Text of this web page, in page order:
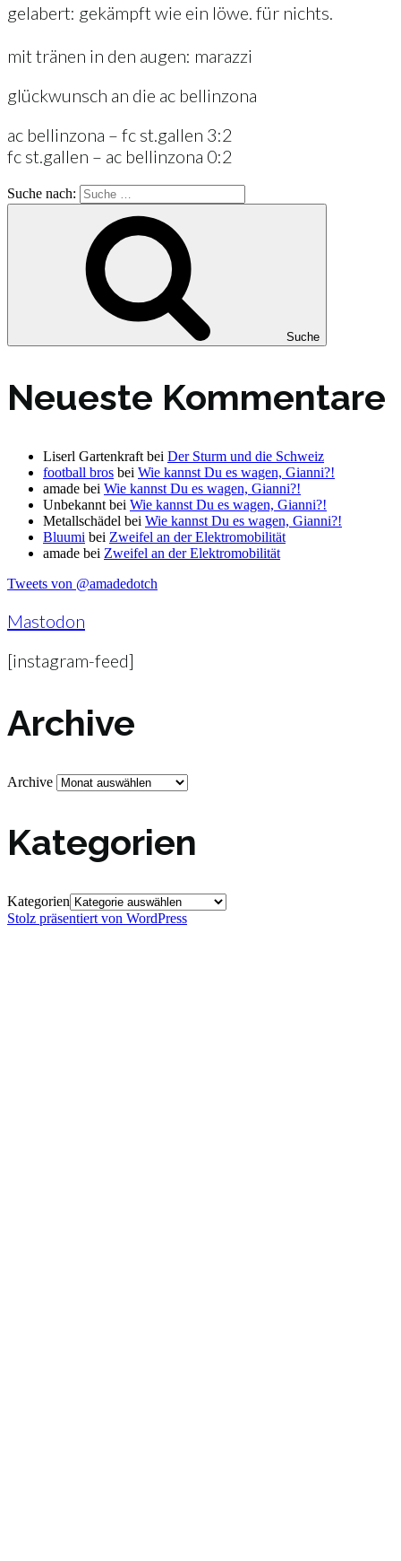
gelabert: gekämpft wie ein löwe. für nichts.
mit tränen in den augen: marazzi
glückwunsch an die ac bellinzona
ac bellinzona – fc st.gallen 3:2
fc st.gallen – ac bellinzona 0:2
Suche nach:
Suche
Neueste Kommentare
Liserl Gartenkraft bei Der Sturm und die Schweiz
football bros bei Wie kannst Du es wagen, Gianni?!
amade bei Wie kannst Du es wagen, Gianni?!
Unbekannt bei Wie kannst Du es wagen, Gianni?!
Metallschädel bei Wie kannst Du es wagen, Gianni?!
Bluumi bei Zweifel an der Elektromobilität
amade bei Zweifel an der Elektromobilität
Tweets von @amadedotch
Mastodon
[instagram-feed]
Archive
Archive
Kategorien
Kategorien
Stolz präsentiert von WordPress